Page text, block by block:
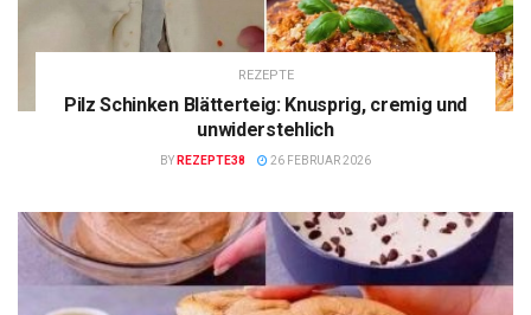
REZEPTE
Pilz Schinken Blätterteig: Knusprig, cremig und
unwiderstehlich
BY REZEPTE38 26 FEBRUAR 2026